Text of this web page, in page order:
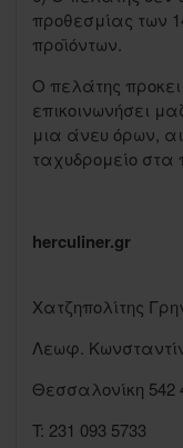
προθεσμίας των
προϊόντων.
Ο πελάτης
επικοινωνήσει
μια άνευ όρων,
ταχυδρομείο
herculiner.gr
Χατζηπολίτης
Λεωφ.
Θεσσαλονίκη 542
T: 231 093 5733